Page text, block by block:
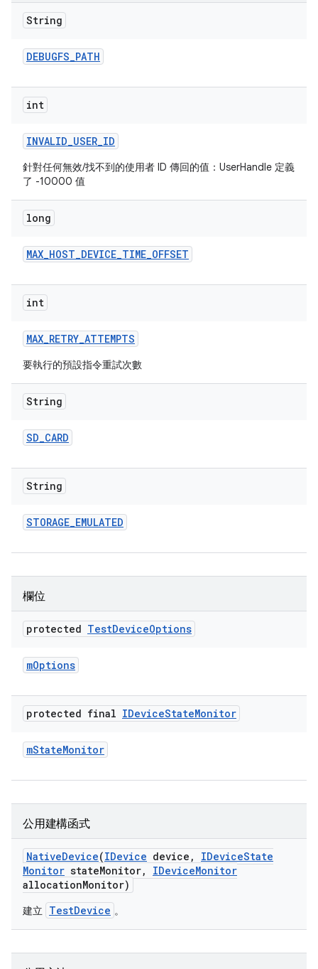
String
DEBUGFS_PATH
int
INVALID_USER_ID
針對任何無效/找不到的使用者 ID 傳回的值：UserHandle 定義
了 -10000 值
long
MAX_HOST_DEVICE_TIME_OFFSET
int
MAX_RETRY_ATTEMPTS
要執行的預設指令重試次數
String
SD_CARD
String
STORAGE_EMULATED
欄位
protected TestDeviceOptions
mOptions
protected final IDeviceStateMonitor
mStateMonitor
公用建構函式
NativeDevice(IDevice device , IDeviceState
Monitor stateMonitor, IDeviceMonitor
allocationMonitor)
建立 TestDevice 。